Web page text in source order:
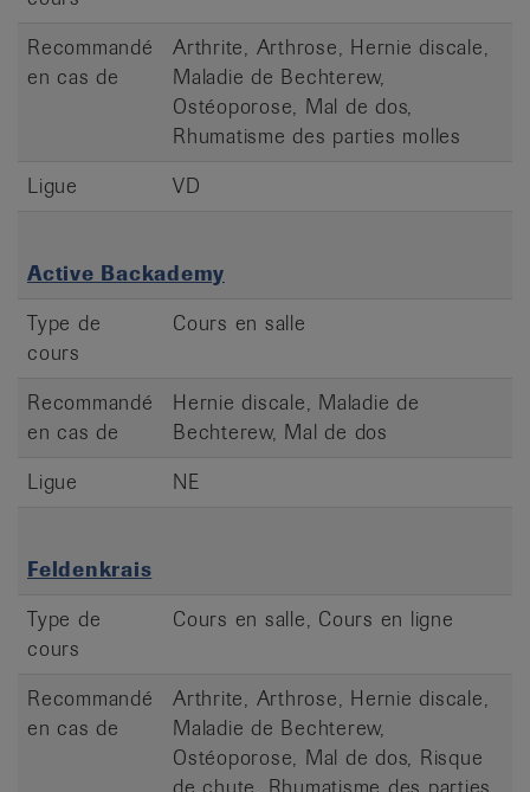
Recommandé
en cas de
Arthrite, Arthrose, Hernie discale,
Maladie de Bechterew,
Ostéoporose, Mal de dos,
Rhumatisme des parties molles
Ligue
VD
Active Backademy
Type de
cours
Cours en salle
Recommandé
en cas de
Hernie discale, Maladie de
Bechterew, Mal de dos
Ligue
NE
Feldenkrais
Type de
cours
Cours en salle, Cours en ligne
Recommandé
en cas de
Arthrite, Arthrose, Hernie discale,
Maladie de Bechterew,
Ostéoporose, Mal de dos, Risque